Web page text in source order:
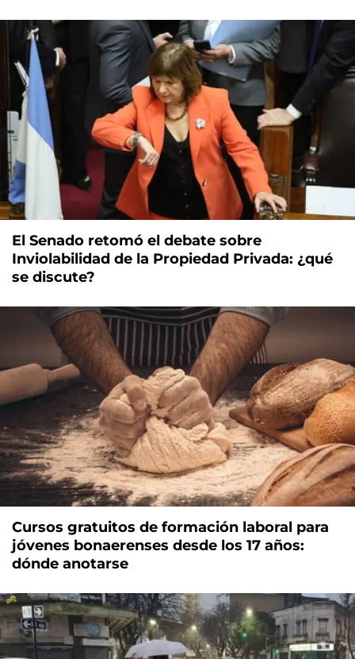
El Senado retomó el debate sobre
Inviolabilidad de la Propiedad Privada: ¿qué
se discute?
Cursos gratuitos de formación laboral para
jóvenes bonaerenses desde los 17 años:
dónde anotarse